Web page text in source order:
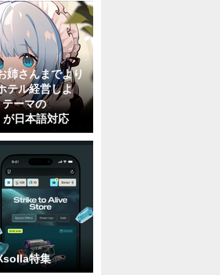
姉さんまでより
テル経営しよ
ーマの
日本語対応
特集